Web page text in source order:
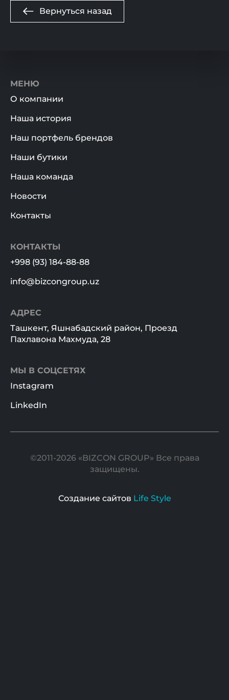
Вернуться назад
МЕНЮ
О компании
Наша история
Наш портфель брендов
Наши бутики
Наша команда
Новости
Контакты
КОНТАКТЫ
+998 (93) 184-88-88
info@bizcongroup.uz
АДРЕС
Ташкент, Яшнабадский район, Проезд
Пахлавона Махмуда, 28
МЫ В СОЦСЕТЯХ
Instagram
LinkedIn
©2011-2026 «BIZCON GROUP» Все права
защищены.
Создание сайтов Life Style